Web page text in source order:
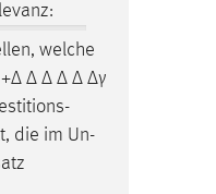
welche
+∆ ∆ ∆ ∆ ∆ ∆γ
die im Un-